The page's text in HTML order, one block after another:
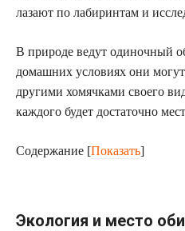
лазают по лабиринтам и
В природе ведут одиночный
домашних условиях они
другими хомячками своего
каждого будет достаточно
Содержание [Показать]
Экология и место